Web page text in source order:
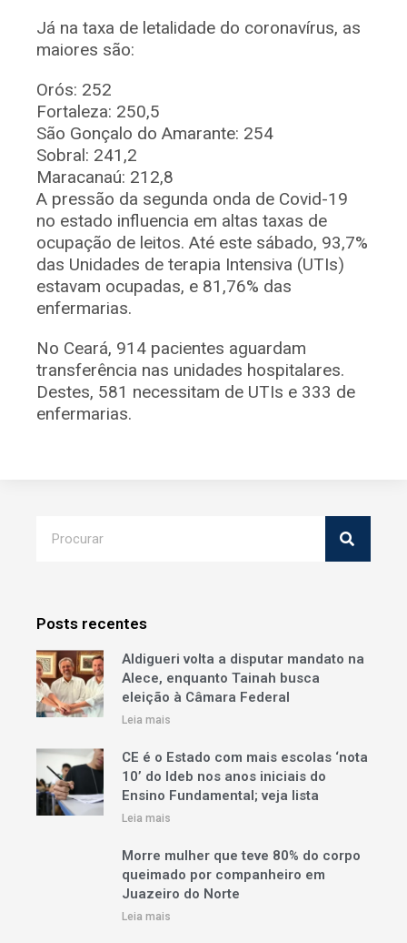
Já na taxa de letalidade do coronavírus, as
maiores são:
Orós: 252
Fortaleza: 250,5
São Gonçalo do Amarante: 254
Sobral: 241,2
Maracanaú: 212,8
A pressão da segunda onda de Covid-19
no estado influencia em altas taxas de
ocupação de leitos. Até este sábado, 93,7%
das Unidades de terapia Intensiva (UTIs)
estavam ocupadas, e 81,76% das
enfermarias.
No Ceará, 914 pacientes aguardam
transferência nas unidades hospitalares.
Destes, 581 necessitam de UTIs e 333 de
enfermarias.
Posts recentes
Aldigueri volta a disputar mandato na
Alece, enquanto Tainah busca
eleição à Câmara Federal
Leia mais
CE é o Estado com mais escolas ‘nota
10’ do Ideb nos anos iniciais do
Ensino Fundamental; veja lista
Leia mais
Morre mulher que teve 80% do corpo
queimado por companheiro em
Juazeiro do Norte
Leia mais